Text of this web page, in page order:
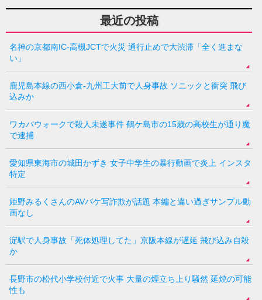
最近の投稿
名神の京都南IC-高槻JCTで火災 通行止めで大渋滞「全く進まな
い」
鹿児島本線の西小倉-九州工大前で人身事故 ソニックと衝突 飛び
込みか
ワカバウォークで殺人未遂事件 鶴ケ島市の15歳の高校生が通り魔
で逮捕
愛知県東海市の城田かずき 女子中学生の暴行動画で炎上 インスタ
特定
姫野みるくさんのAVパケ写詐欺が話題 本編と違い過ぎサンプル動
画なし
淀駅で人身事故「死体処理してた」京阪本線が遅延 飛び込み自殺
か
長野市の松代小学校付近で火事 大量の煙立ち上り騒然 延焼の可能
性も